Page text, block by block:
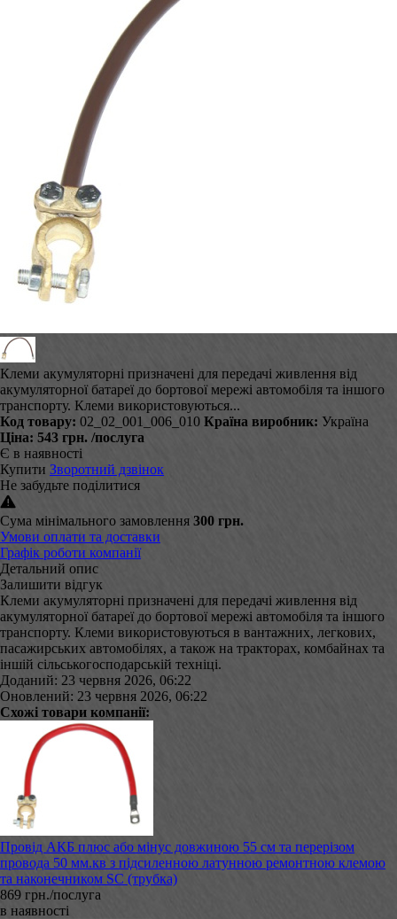
Клеми акумуляторні призначені для передачі живлення від
акумуляторної батареї до бортової мережі автомобіля та іншого
транспорту. Клеми використовуються...
Код товару: 02_02_001_006_010 Країна виробник: Україна
Ціна: 543 грн. /послуга
Є в наявності
Купити Зворотний дзвінок
Не забудьте поділитися
Сума мінімального замовлення 300 грн.
Умови оплати та доставки
Графік роботи компанії
Детальний опис
Залишити відгук
Клеми акумуляторні призначені для передачі живлення від
акумуляторної батареї до бортової мережі автомобіля та іншого
транспорту. Клеми використовуються в вантажних, легкових,
пасажирських автомобілях, а також на тракторах, комбайнах та
іншій сільськогосподарській техніці.
Доданий: 23 червня 2026, 06:22
Оновлений: 23 червня 2026, 06:22
Схожі товари компанії:
Провід АКБ плюс або мінус довжиною 55 см та перерізом
провода 50 мм.кв з підсиленною латунною ремонтною клемою
та наконечником SC (трубка)
869 грн./послуга
в наявності